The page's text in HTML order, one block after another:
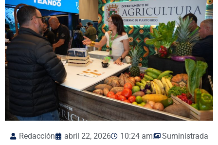
Redacción abril 22, 2026 10:24 am Suministrada